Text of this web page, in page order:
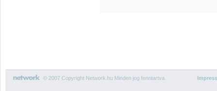
© 2007 Copyright Network.hu Minden jog fenntartva.